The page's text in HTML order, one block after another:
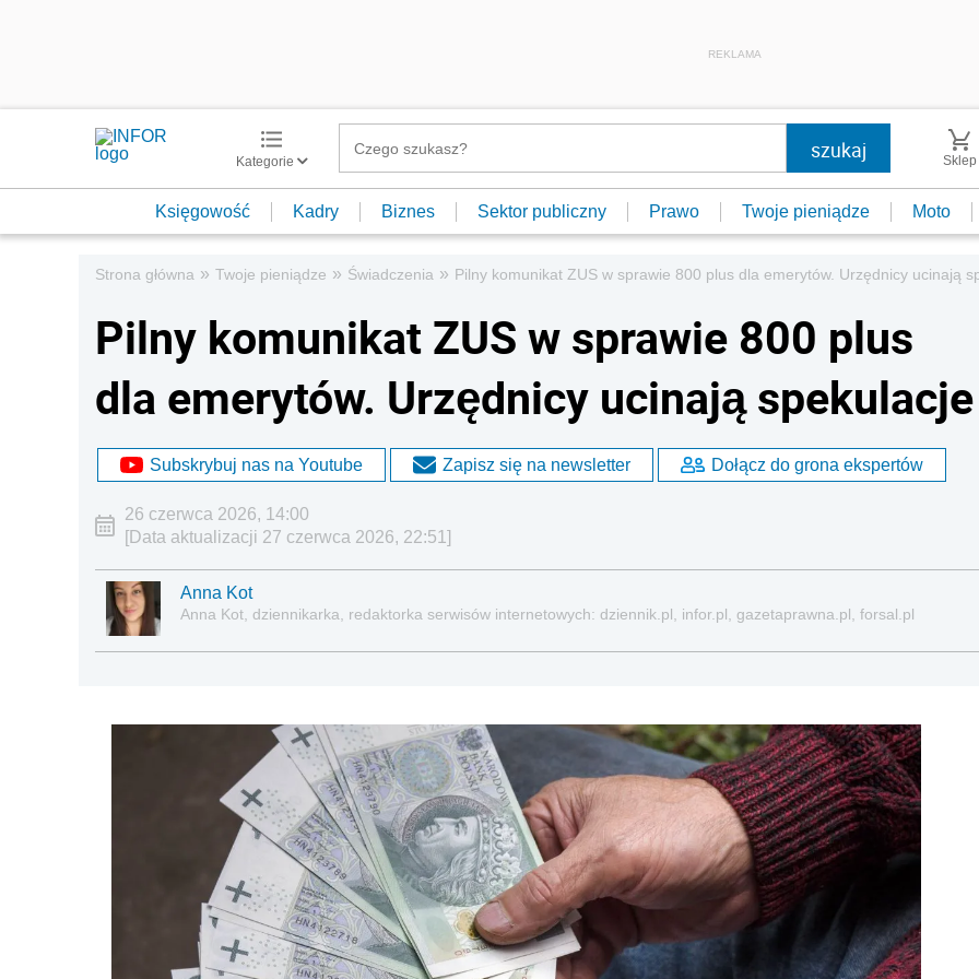
REKLAMA
Kategorie Sklep
Księgowość Kadry Biznes Sektor publiczny Prawo Twoje pieniądze Moto
Strona główna » Twoje pieniądze » Świadczenia » Pilny komunikat ZUS w sprawie 800 plus dla emerytów. Urzędnicy ucinają
Pilny komunikat ZUS w sprawie 800 plus
dla emerytów. Urzędnicy ucinają spekulacje
Subskrybuj nas na Youtube Zapisz się na newsletter Dołącz do grona ekspertów
26 czerwca 2026, 14:00
[Data aktualizacji 27 czerwca 2026, 22:51]
Anna Kot
Anna Kot, dziennikarka, redaktorka serwisów internetowych: dziennik.pl, infor.pl, gazetaprawna.pl, forsal.pl